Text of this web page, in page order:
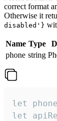
correct format
Otherwise it
disabled'}
Name Type
phone string
let
let